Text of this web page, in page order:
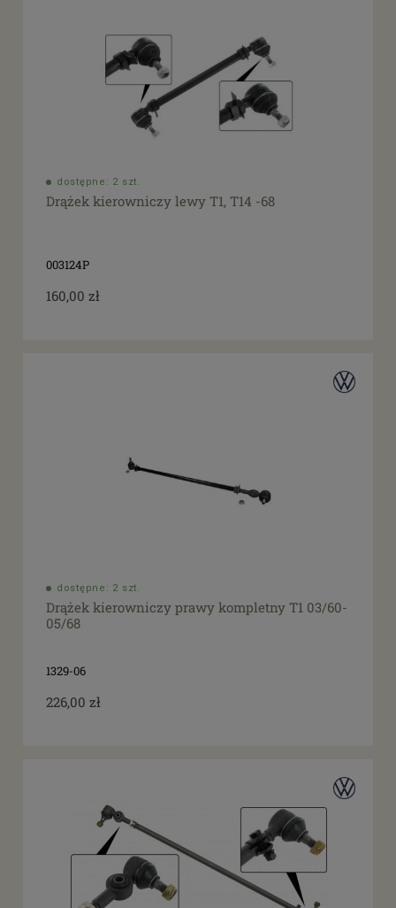
dostępne: 2 szt.
Drążek kierowniczy lewy T1, T14 -68
003124P
160,00 zł
dostępne: 2 szt.
Drążek kierowniczy prawy kompletny T1 03/60-
05/68
1329-06
226,00 zł